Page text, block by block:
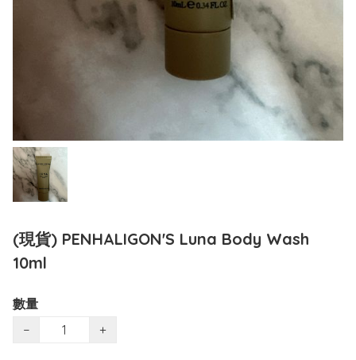
(現貨) PENHALIGON'S Luna Body Wash
10ml
數量
−
+